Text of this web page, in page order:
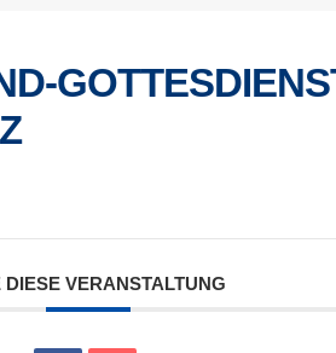
DIESE VERANSTALTUNG